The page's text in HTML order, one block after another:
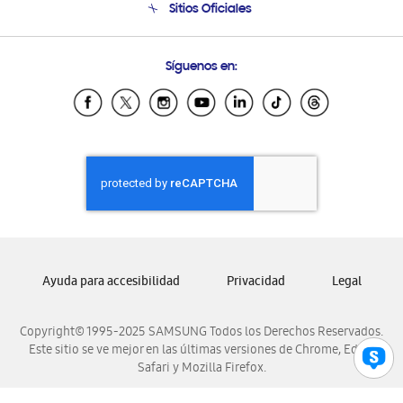
Soporte vía eMail
Sitios Oficiales
Samsung Ecuador
Samsung El Salvador
Samsung Honduras
Samsung Nicaragua
Samsung Panamá
Samsung Venezuela
Síguenos en:
Copyright© 1995-2025 SAMSUNG Todos los Derechos Reservados.
Este sitio se ve mejor en las últimas versiones de Chrome, Edge,
Safari y Mozilla Firefox.
Ayuda para accesibilidad Privacidad Legal